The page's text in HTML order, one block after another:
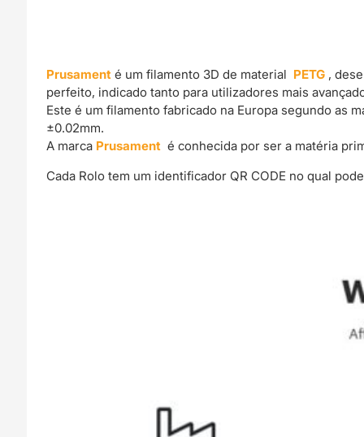
Prusament é um filamento 3D de material PETG ,
perfeito, indicado tanto para utilizadores mais
Este é um filamento fabricado na Europa segundo as
±0.02mm.
A marca Prusament é conhecida por ser a matéria
Cada Rolo tem um identificador QR CODE no qual